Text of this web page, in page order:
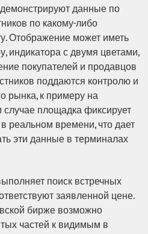
данные по
по какому-либо
Отображение может иметь
индикатора с двумя цветами,
покупателей и продавцов
поддаются контролю и
рынка, к примеру на
площадка фиксирует
реальном времени, что дает
эти данные в терминалах
поиск встречных
заявленной цене.
бирже возможно
частей к видимым в